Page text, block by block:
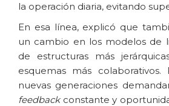
la operación diaria, evitando
En esa línea, explicó que
un cambio en los modelos de
de estructuras más
esquemas más
nuevas generaciones
feedbackconstante y